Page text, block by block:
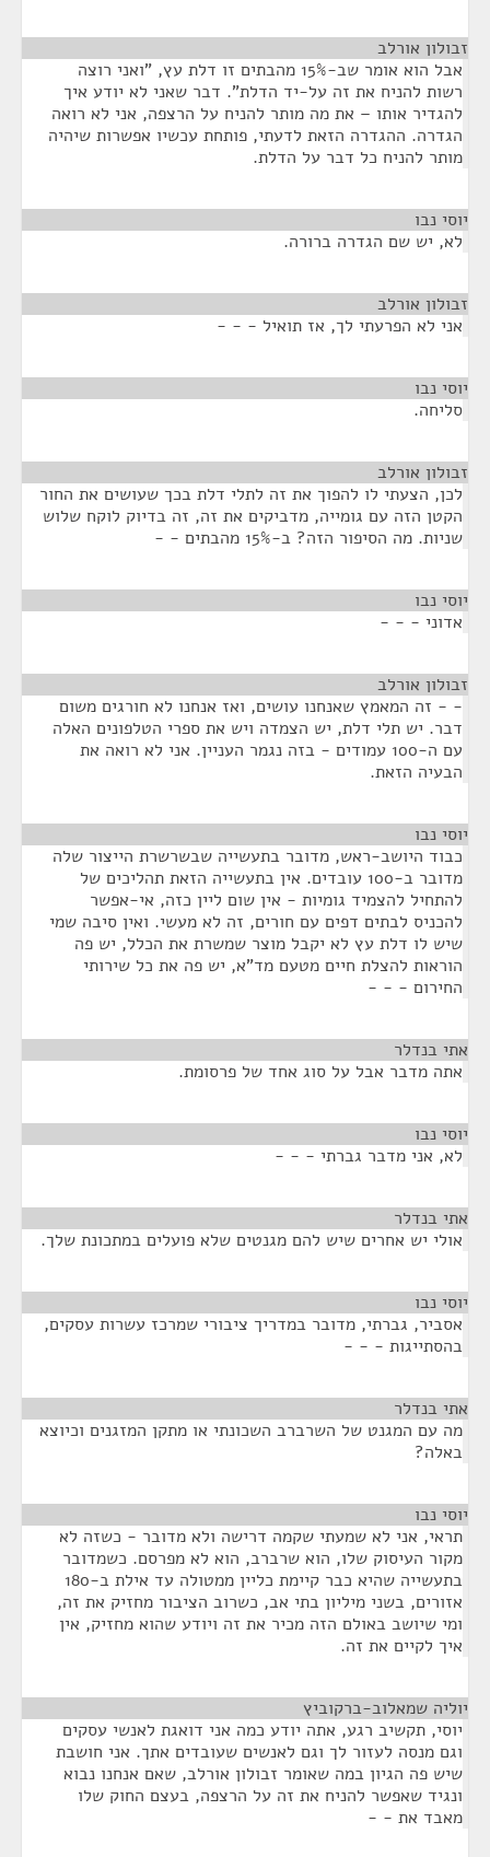
זבולון אורלב
אבל הוא אומר שב-15% מהבתים זו דלת עץ, "ואני רוצה
רשות להניח את זה על-יד הדלת". דבר שאני לא יודע איך
להגדיר אותו – את מה מותר להניח על הרצפה, אני לא רואה
הגדרה. ההגדרה הזאת לדעתי, פותחת עכשיו אפשרות שיהיה
מותר להניח כל דבר על הדלת.
יוסי נבו
לא, יש שם הגדרה ברורה.
זבולון אורלב
אני לא הפרעתי לך, אז תואיל - - -
יוסי נבו
סליחה.
זבולון אורלב
לכן, הצעתי לו להפוך את זה לתלי דלת בכך שעושים את החור
הקטן הזה עם גומייה, מדביקים את זה, זה בדיוק לוקח שלוש
שניות. מה הסיפור הזה? ב-15% מהבתים - -
יוסי נבו
אדוני - - -
זבולון אורלב
- - זה המאמץ שאנחנו עושים, ואז אנחנו לא חורגים משום
דבר. יש תלי דלת, יש הצמדה ויש את ספרי הטלפונים האלה
עם ה-100 עמודים - בזה נגמר העניין. אני לא רואה את
הבעיה הזאת.
יוסי נבו
כבוד היושב-ראש, מדובר בתעשייה שבשרשרת הייצור שלה
מדובר ב-100 עובדים. אין בתעשייה הזאת תהליכים של
להתחיל להצמיד גומיות - אין שום ליין כזה, אי-אפשר
להכניס לבתים דפים עם חורים, זה לא מעשי. ואין סיבה שמי
שיש לו דלת עץ לא יקבל מוצר שמשרת את הכלל, יש פה
הוראות להצלת חיים מטעם מד"א, יש פה את כל שירותי
החירום - - -
אתי בנדלר
אתה מדבר אבל על סוג אחד של פרסומת.
יוסי נבו
לא, אני מדבר גברתי - - -
אתי בנדלר
אולי יש אחרים שיש להם מגנטים שלא פועלים במתכונת שלך.
יוסי נבו
אסביר, גברתי, מדובר במדריך ציבורי שמרכז עשרות עסקים,
בהסתייגות - - -
אתי בנדלר
מה עם המגנט של השרברב השכונתי או מתקן המזגנים וכיוצא
באלה?
יוסי נבו
תראי, אני לא שמעתי שקמה דרישה ולא מדובר - כשזה לא
מקור העיסוק שלו, הוא שרברב, הוא לא מפרסם. כשמדובר
בתעשייה שהיא כבר קיימת כליין ממטולה עד אילת ב-180
אזורים, בשני מיליון בתי אב, כשרוב הציבור מחזיק את זה,
ומי שיושב באולם הזה מכיר את זה ויודע שהוא מחזיק, אין
איך לקיים את זה.
יוליה שמאלוב-ברקוביץ
יוסי, תקשיב רגע, אתה יודע כמה אני דואגת לאנשי עסקים
וגם מנסה לעזור לך וגם לאנשים שעובדים אתך. אני חושבת
שיש פה הגיון במה שאומר זבולון אורלב, שאם אנחנו נבוא
ונגיד שאפשר להניח את זה על הרצפה, בעצם החוק שלו
מאבד את - -